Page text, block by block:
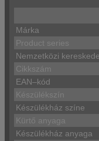
Márka
Product series
Nemzetközi
Cikkszám
EAN–kód
Készülékszín
Készülékház színe
Kürtő anyaga
Készülékház anyaga